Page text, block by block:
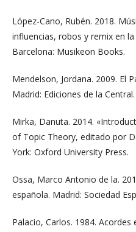
López-Cano, Rubén. 2018.
influencias, robos y remix en
Barcelona: Musikeon Books.
Mendelson, Jordana. 2009. El
Madrid: Ediciones de la Central.
Mirka, Danuta. 2014.
of Topic Theory, editado por
York: Oxford University Press.
Ossa, Marco Antonio de la.
española. Madrid: Sociedad
Palacio, Carlos. 1984.